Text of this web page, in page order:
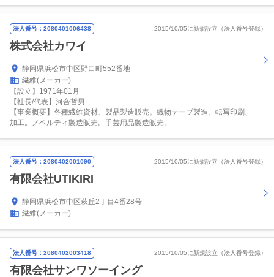
法人番号：2080401006438 2015/10/05に新規設立（法人番号登録）
株式会社カワイ
静岡県浜松市中区野口町552番地
繊維(メーカー)
【設立】1971年01月
【社長/代表】河合哲男
【事業概要】各種繊維資材、製品製造販売。織物テープ製造、転写印刷、
加工。ノベルティ製造販売。手芸用品製造販売。
法人番号：2080402001090 2015/10/05に新規設立（法人番号登録）
有限会社UTIKIRI
静岡県浜松市中区萩丘2丁目4番28号
繊維(メーカー)
法人番号：2080402003418 2015/10/05に新規設立（法人番号登録）
有限会社サンワソーイング